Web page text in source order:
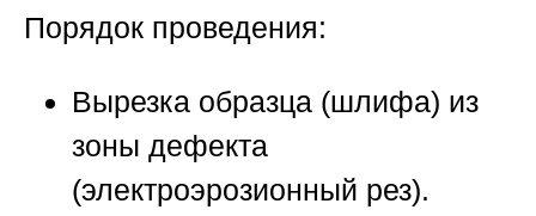
Порядок проведения:
Вырезка образца (шлифа) из
зоны дефекта
(электроэрозионный рез).